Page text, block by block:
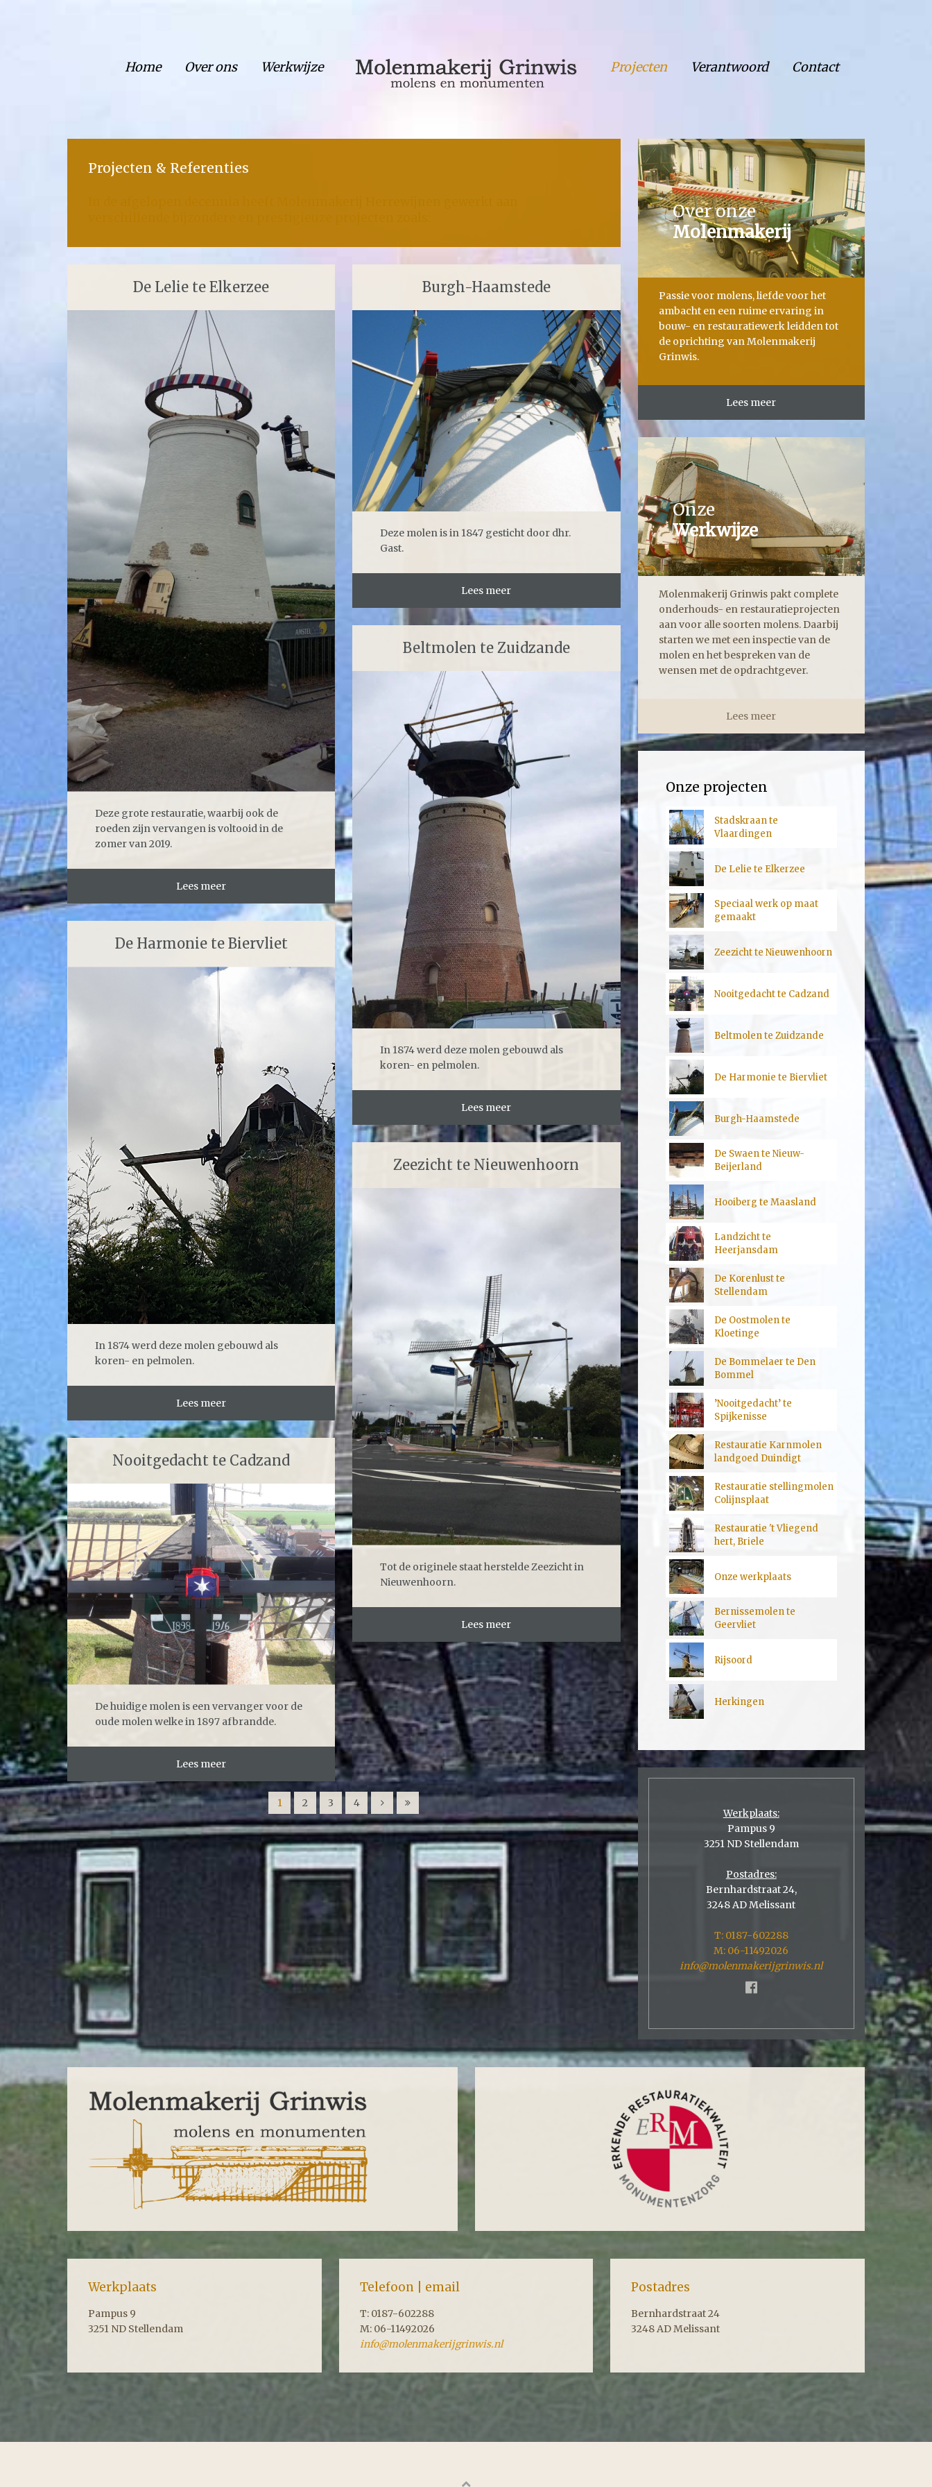
Home Over ons Werkwijze Projecten Verantwoord Contact
Projecten & Referenties
De Lelie te Elkerzee
Deze grote restauratie, waarbij ook de
roeden zijn vervangen is voltooid in de
zomer van 2019.
Lees meer
De Harmonie te Biervliet
In 1874 werd deze molen gebouwd als
koren- en pelmolen.
Lees meer
Nooitgedacht te Cadzand
De huidige molen is een vervanger voor de
oude molen welke in 1897 afbrandde.
Lees meer
Burgh-Haamstede
Deze molen is in 1847 gesticht door dhr.
Gast.
Lees meer
Beltmolen te Zuidzande
In 1874 werd deze molen gebouwd als
koren- en pelmolen.
Lees meer
Zeezicht te Nieuwenhoorn
Tot de originele staat herstelde Zeezicht in
Nieuwenhoorn.
Lees meer
1 2 3 4
Over onze
Molenmakerij
Passie voor molens, liefde voor het
ambacht en een ruime ervaring in
bouw- en restauratiewerk leidden tot
de oprichting van Molenmakerij
Grinwis.
Lees meer
Onze
Werkwijze
Molenmakerij Grinwis pakt complete
onderhouds- en restauratieprojecten
aan voor alle soorten molens. Daarbij
starten we met een inspectie van de
molen en het bespreken van de
wensen met de opdrachtgever.
Lees meer
Onze projecten
Stadskraan te
Vlaardingen
De Lelie te Elkerzee
Speciaal werk op maat
gemaakt
Zeezicht te Nieuwenhoorn
Nooitgedacht te Cadzand
Beltmolen te Zuidzande
De Harmonie te Biervliet
Burgh-Haamstede
De Swaen te Nieuw-
Beijerland
Hooiberg te Maasland
Landzicht te
Heerjansdam
De Korenlust te
Stellendam
De Oostmolen te
Kloetinge
De Bommelaer te Den
Bommel
’Nooitgedacht’ te
Spijkenisse
Restauratie Karnmolen
landgoed Duindigt
Restauratie stellingmolen
Colijnsplaat
Restauratie 't Vliegend
hert, Briele
Onze werkplaats
Bernissemolen te
Geervliet
Rijsoord
Herkingen
Werkplaats:
Pampus 9
3251 ND Stellendam
Postadres:
Bernhardstraat 24,
3248 AD Melissant
T: 0187-602288
M: 06-11492026
info@molenmakerijgrinwis.nl
Werkplaats
Pampus 9
3251 ND Stellendam
Telefoon | email
T: 0187-602288
M: 06-11492026
info@molenmakerijgrinwis.nl
Postadres
Bernhardstraat 24
3248 AD Melissant